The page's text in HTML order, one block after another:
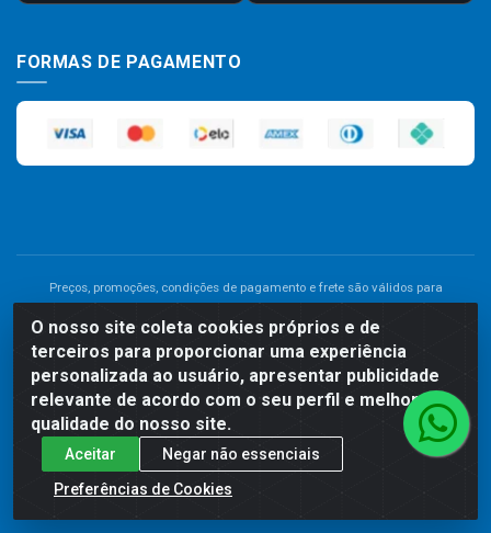
O nosso site coleta cookies próprios e de
terceiros para proporcionar uma experiência
personalizada ao usuário, apresentar publicidade
relevante de acordo com o seu perfil e melhorar a
qualidade do nosso site.
Aceitar
Negar não essenciais
Preferências de Cookies
FORMAS DE PAGAMENTO
Preços, promoções, condições de pagamento e frete são válidos para
preço de um produto, será válido o preço que for exibido no carrinho de
compras do site no momento do pagamento. As vendas estão sujeitas a
análise e disponibilidade do estoque. Imagens de produtos meramente
Comercial de Construção 2001 LTDA - Av. Congresso
Eucarístico, 1179 - São José, Carpina - PE - CEP: 55811-000 -
70.220.389/0001-66